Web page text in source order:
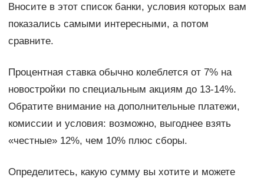
Вносите в этот список банки, условия которых вам
показались самыми интересными, а потом
сравните.
Процентная ставка обычно колеблется от 7% на
новостройки по специальным акциям до 13-14%.
Обратите внимание на дополнительные платежи,
комиссии и условия: возможно, выгоднее взять
«честные» 12%, чем 10% плюс сборы.
Определитесь, какую сумму вы хотите и можете